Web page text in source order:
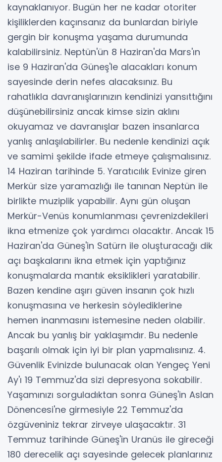
kaynaklanıyor. Bugün her ne kadar otoriter
kişiliklerden kaçınsanız da bunlardan biriyle
gergin bir konuşma yaşama durumunda
kalabilirsiniz. Neptün'ün 8 Haziran'da Mars'ın
ise 9 Haziran'da Güneş'le alacakları konum
sayesinde derin nefes alacaksınız. Bu
rahatlıkla davranışlarınızın kendinizi yansıttığını
düşünebilirsiniz ancak kimse sizin aklını
okuyamaz ve davranışlar bazen insanlarca
yanlış anlaşılabilirler. Bu nedenle kendinizi açık
ve samimi şekilde ifade etmeye çalışmalısınız.
14 Haziran tarihinde 5. Yaratıcılık Evinize giren
Merkür size yaramazlığı ile tanınan Neptün ile
birlikte muziplik yapabilir. Aynı gün oluşan
Merkür-Venüs konumlanması çevrenizdekileri
ikna etmenize çok yardımcı olacaktır. Ancak 15
Haziran'da Güneş'in Satürn ile oluşturacağı dik
açı başkalarını ikna etmek için yaptığınız
konuşmalarda mantık eksiklikleri yaratabilir.
Bazen kendine aşırı güven insanın çok hızlı
konuşmasına ve herkesin söylediklerine
hemen inanmasını istemesine neden olabilir.
Ancak bu yanlış bir yaklaşımdır. Bu nedenle
başarılı olmak için iyi bir plan yapmalısınız. 4.
Güvenlik Evinizde bulunacak olan Yengeç Yeni
Ay'ı 19 Temmuz'da sizi depresyona sokabilir.
Yaşamınızı sorguladıktan sonra Güneş'in Aslan
Dönencesi'ne girmesiyle 22 Temmuz'da
özgüveniniz tekrar zirveye ulaşacaktır. 31
Temmuz tarihinde Güneş'in Uranüs ile gireceği
180 derecelik açı sayesinde gelecek planlarınız